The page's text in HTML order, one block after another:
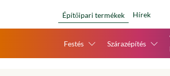
Építőipari termékek Hírek
Festés Szárazépítés